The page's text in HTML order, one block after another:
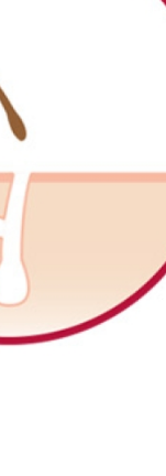
Dépil Logic freine
à la racine et apaise
épilatoires.